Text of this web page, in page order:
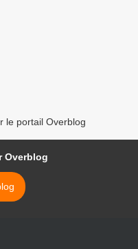
le portail Overblog
Overblog